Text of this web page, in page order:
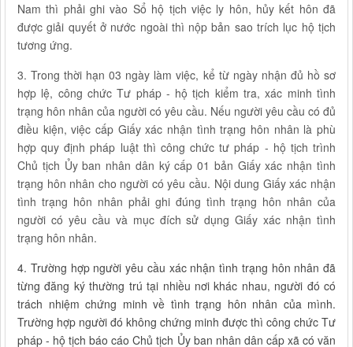
Nam thì phải ghi vào Sổ hộ tịch việc ly hôn, hủy kết hôn đã
được giải quyết ở nước ngoài thì nộp bản sao trích lục hộ tịch
tương ứng.
3. Trong thời hạn 03 ngày làm việc, kể từ ngày nhận đủ hồ sơ
hợp lệ, công chức Tư pháp - hộ tịch kiểm tra, xác minh tình
trạng hôn nhân của người có yêu cầu. Nếu người yêu cầu có đủ
điều kiện, việc cấp Giấy xác nhận tình trạng hôn nhân là phù
hợp quy định pháp luật thì công chức tư pháp - hộ tịch trình
Chủ tịch Ủy ban nhân dân ký cấp 01 bản Giấy xác nhận tình
trạng hôn nhân cho người có yêu cầu. Nội dung Giấy xác nhận
tình trạng hôn nhân phải ghi đúng tình trạng hôn nhân của
người có yêu cầu và mục đích sử dụng Giấy xác nhận tình
trạng hôn nhân.
4. Trường hợp người yêu cầu xác nhận tình trạng hôn nhân đã
từng đăng ký thường trú tại nhiều nơi khác nhau, người đó có
trách nhiệm chứng minh về tình trạng hôn nhân của mình.
Trường hợp người đó không chứng minh được thì công chức Tư
pháp - hộ tịch báo cáo Chủ tịch Ủy ban nhân dân cấp xã có văn